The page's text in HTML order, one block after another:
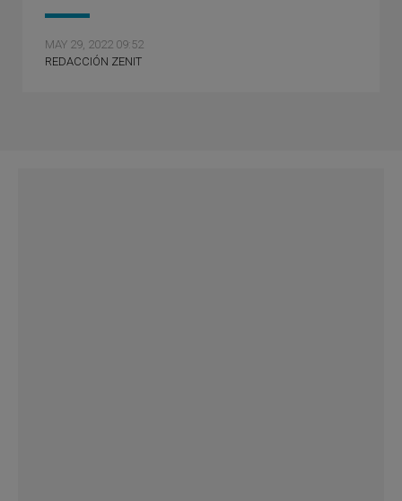
MAY 29, 2022 09:52
REDACCIÓN ZENIT